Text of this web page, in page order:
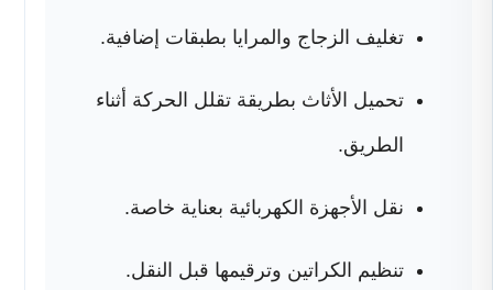
تغليف الزجاج والمرايا بطبقات إضافية.
تحميل الأثاث بطريقة تقلل الحركة أثناء
الطريق.
نقل الأجهزة الكهربائية بعناية خاصة.
تنظيم الكراتين وترقيمها قبل النقل.